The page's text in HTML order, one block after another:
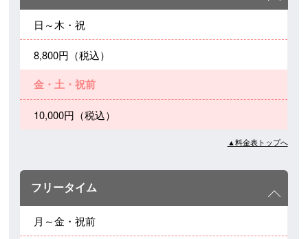
日～木・祝
8,800円（税込）
金・土・祝前
10,000円（税込）
▲料金表トップへ
フリータイム
月～金・祝前